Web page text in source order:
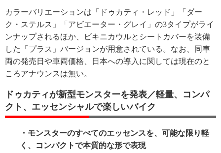
カラーバリエーションは「ドゥカティ・レッド」「ダー
ク・ステルス」「アビエーター・グレイ」の3タイプがライ
ンナップされるほか、ビキニカウルとシートカバーを装備
した「プラス」バージョンが用意されている。なお、同車
両の発売日や車両価格、日本への導入に関しては現在のと
ころアナウンスは無い。
ドゥカティが新型モンスターを発表／軽量、コンパ
クト、エッセンシャルで楽しいバイク
・モンスターのすべてのエッセンスを、可能な限り軽
く、コンパクトで本質的な形で表現